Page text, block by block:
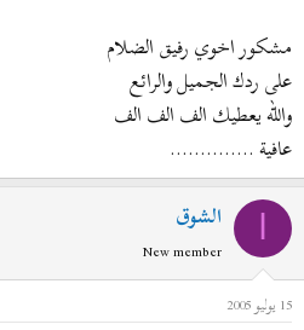
مشكور اخوي رفيق الضلام
على ردك الجميل والرائع
والله يعطيك الف الف الف
عافية ..............
الشوق
New member
15 يوليو 2005